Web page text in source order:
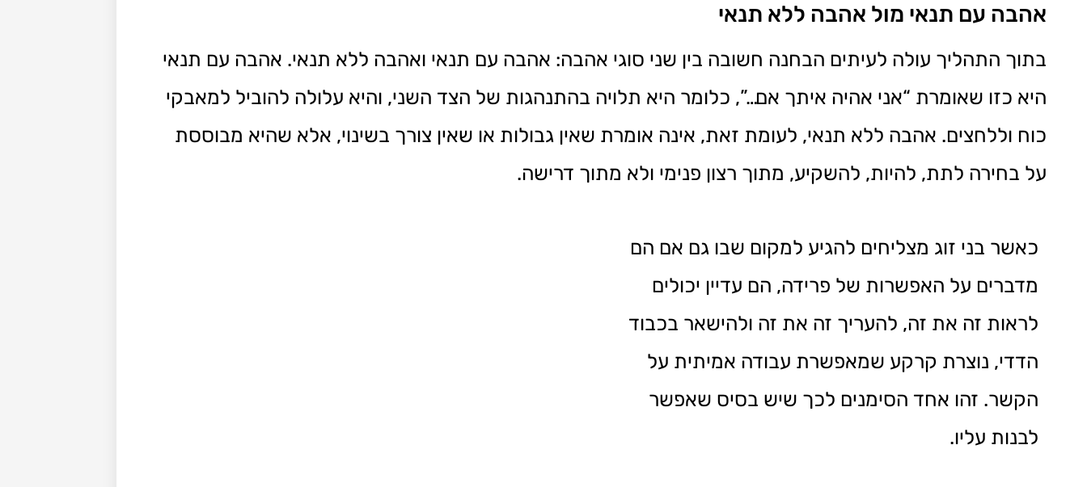
אהבה עם תנאי מול אהבה ללא תנאי
בתוך התהליך עולה לעיתים הבחנה חשובה בין שני סוגי אהבה: אהבה עם תנאי ואהבה ללא תנאי. אהבה עם תנאי
היא כזו שאומרת “אני אהיה איתך אם…”, כלומר היא תלויה בהתנהגות של הצד השני, והיא עלולה להוביל למאבקי
כוח וללחצים. אהבה ללא תנאי, לעומת זאת, אינה אומרת שאין גבולות או שאין צורך בשינוי, אלא שהיא מבוססת
על בחירה לתת, להיות, להשקיע, מתוך רצון פנימי ולא מתוך דרישה.
כאשר בני זוג מצליחים להגיע למקום שבו גם אם הם
מדברים על האפשרות של פרידה, הם עדיין יכולים
לראות זה את זה, להעריך זה את זה ולהישאר בכבוד
הדדי, נוצרת קרקע שמאפשרת עבודה אמיתית על
הקשר. זהו אחד הסימנים לכך שיש בסיס שאפשר
לבנות עליו.